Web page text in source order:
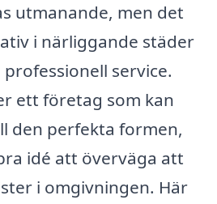
utmanande, men det
i närliggande städer
service.
ett företag som kan
den perfekta formen,
idé att överväga att
i omgivningen. Här